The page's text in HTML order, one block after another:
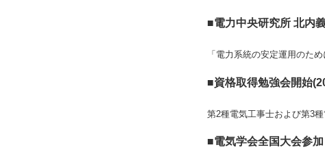
■電力中央研究所 北内
「電力系統の安定運用のた
■資格取得勉強会開始
第2種電気工事士および第3
■電気学会全国大会参